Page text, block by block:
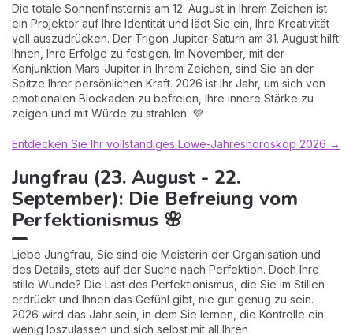
Die totale Sonnenfinsternis am 12. August in Ihrem Zeichen ist
ein Projektor auf Ihre Identität und lädt Sie ein, Ihre Kreativität
voll auszudrücken. Der Trigon Jupiter-Saturn am 31. August hilft
Ihnen, Ihre Erfolge zu festigen. Im November, mit der
Konjunktion Mars-Jupiter in Ihrem Zeichen, sind Sie an der
Spitze Ihrer persönlichen Kraft. 2026 ist Ihr Jahr, um sich von
emotionalen Blockaden zu befreien, Ihre innere Stärke zu
zeigen und mit Würde zu strahlen. 💜
Entdecken Sie Ihr vollständiges Löwe-Jahreshoroskop 2026 →
Jungfrau (23. August - 22.
September): Die Befreiung vom
Perfektionismus 🌸
Liebe Jungfrau, Sie sind die Meisterin der Organisation und
des Details, stets auf der Suche nach Perfektion. Doch Ihre
stille Wunde? Die Last des Perfektionismus, die Sie im Stillen
erdrückt und Ihnen das Gefühl gibt, nie gut genug zu sein.
2026 wird das Jahr sein, in dem Sie lernen, die Kontrolle ein
wenig loszulassen und sich selbst mit all Ihren